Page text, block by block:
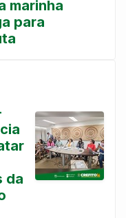
marinha
para
da